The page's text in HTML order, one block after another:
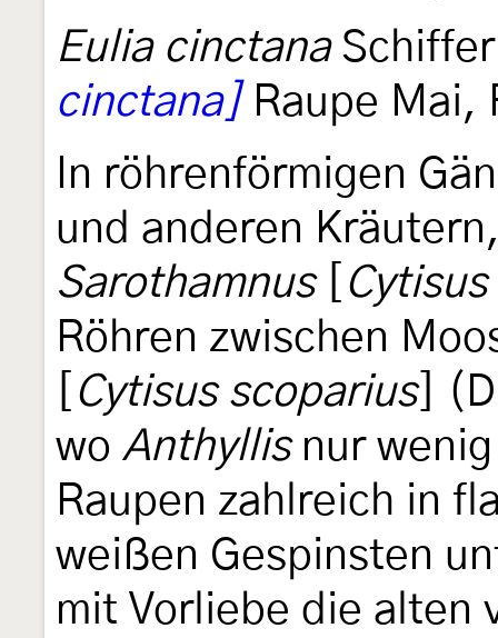
Eulia cinctana
cinctana]Raupe Mai,
In röhrenförmigen
und anderen
Sarothamnus[
Röhren zwischen
Cytisus scoparius]
wo Anthyllisnur
Raupen zahlreich in
weißen Gespinsten
mit Vorliebe die alten